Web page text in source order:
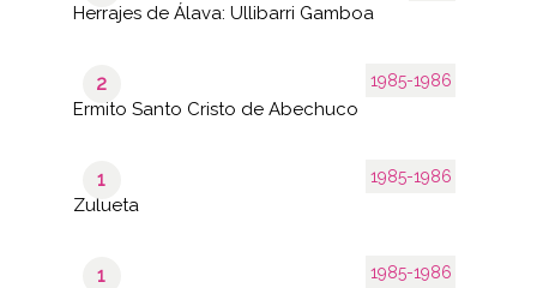
Herrajes de Álava: Ullibarri Gamboa
1985-1986
2
Ermito Santo Cristo de Abechuco
1985-1986
1
Zulueta
1985-1986
1